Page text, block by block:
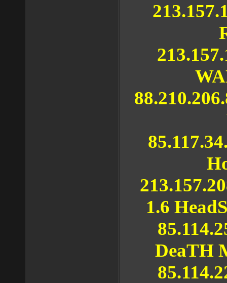
1.6
DeaTH